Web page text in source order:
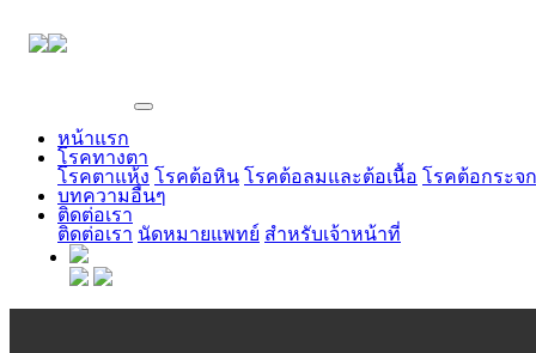
หน้าแรก
โรคทางตา
โรคตาแห้ง โรคต้อหิน โรคต้อลมและต้อเนื้อ โรคต้อกระจก
บทความอื่นๆ
ติดต่อเรา
ติดต่อเรา นัดหมายแพทย์ สำหรับเจ้าหน้าที่